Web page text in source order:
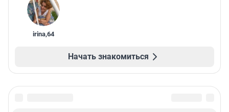
irina,64
Начать знакомиться